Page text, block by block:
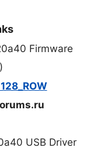
Firmware
USB Driver